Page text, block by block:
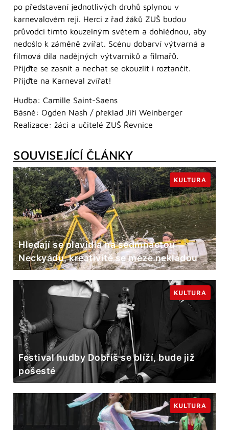
po představení jednotlivých druhů splynou v
karnevalovém reji. Herci z řad žáků ZUŠ budou
průvodci tímto kouzelným světem a dohlédnou, aby
nedošlo k záměně zvířat. Scénu dobarví výtvarná a
filmová díla nadějných výtvarníků a filmařů.
Přijďte se zasnít a nechat se okouzlit i roztančit.
Přijďte na Karneval zvířat!
Hudba: Camille Saint-Saens
Básně: Ogden Nash / překlad Jiří Weinberger
Realizace: žáci a učitelé ZUŠ Řevnice
SOUVISEJÍCÍ ČLÁNKY
Hledají se plavidla na sedmnáctou
Neckyádu, kreativitě se meze nekladou
KULTURA
Festival hudby Dobříš se blíží, bude již
pošesté
KULTURA
KULTURA